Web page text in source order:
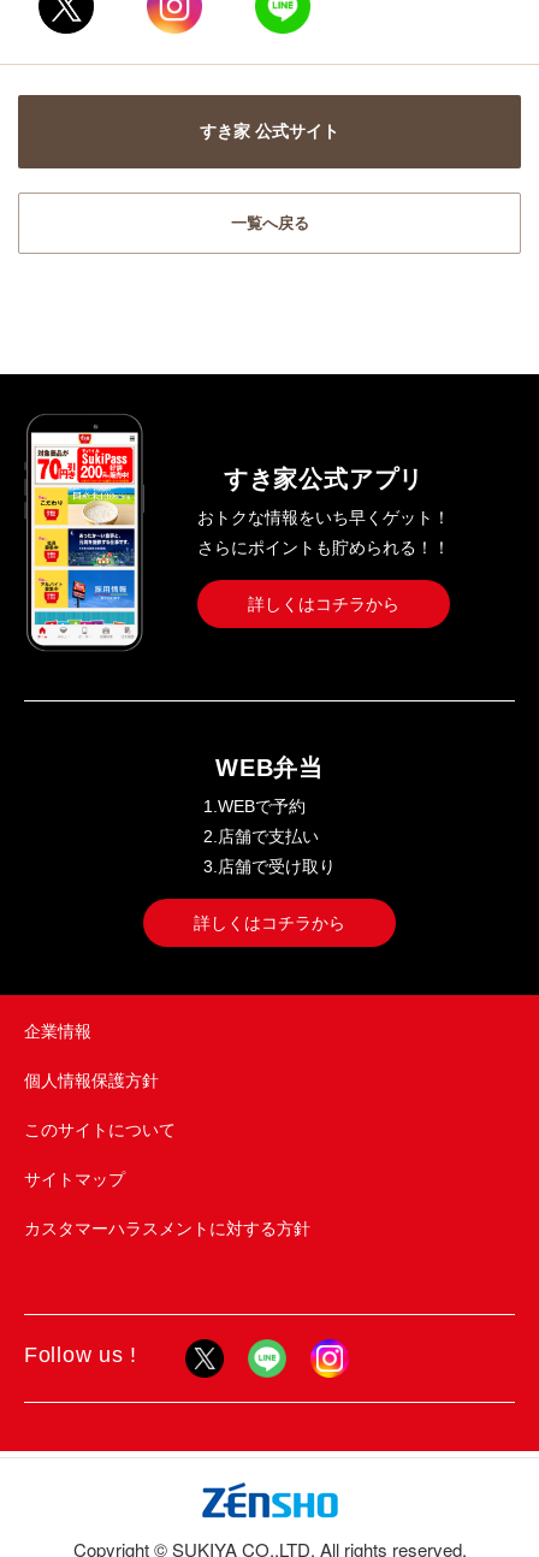
すき家 公式サイト
一覧へ戻る
すき家公式アプリ
おトクな情報をいち早くゲット！
さらにポイントも貯められる！！
詳しくはコチラから
WEB弁当
1.WEBで予約
2.店舗で支払い
3.店舗で受け取り
詳しくはコチラから
企業情報
個人情報保護方針
このサイトについて
サイトマップ
カスタマーハラスメントに対する方針
Follow us !
Copyright © SUKIYA CO.,LTD. All rights reserved.